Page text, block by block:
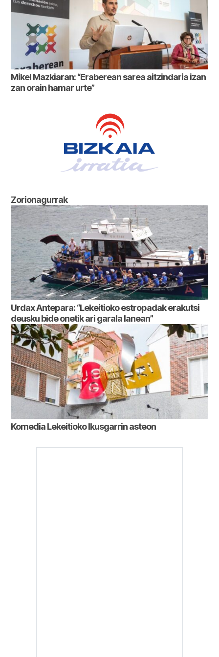
Mikel Mazkiaran: “Eraberean sarea aitzindaria izan
zan orain hamar urte”
Zorionagurrak
Urdax Antepara: “Lekeitioko estropadak erakutsi
deusku bide onetik ari garala lanean”
Komedia Lekeitioko Ikusgarrin asteon